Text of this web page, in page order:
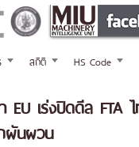
สถิติ HS Code
EU เร่งปิดดีล FTA
ผันผวน